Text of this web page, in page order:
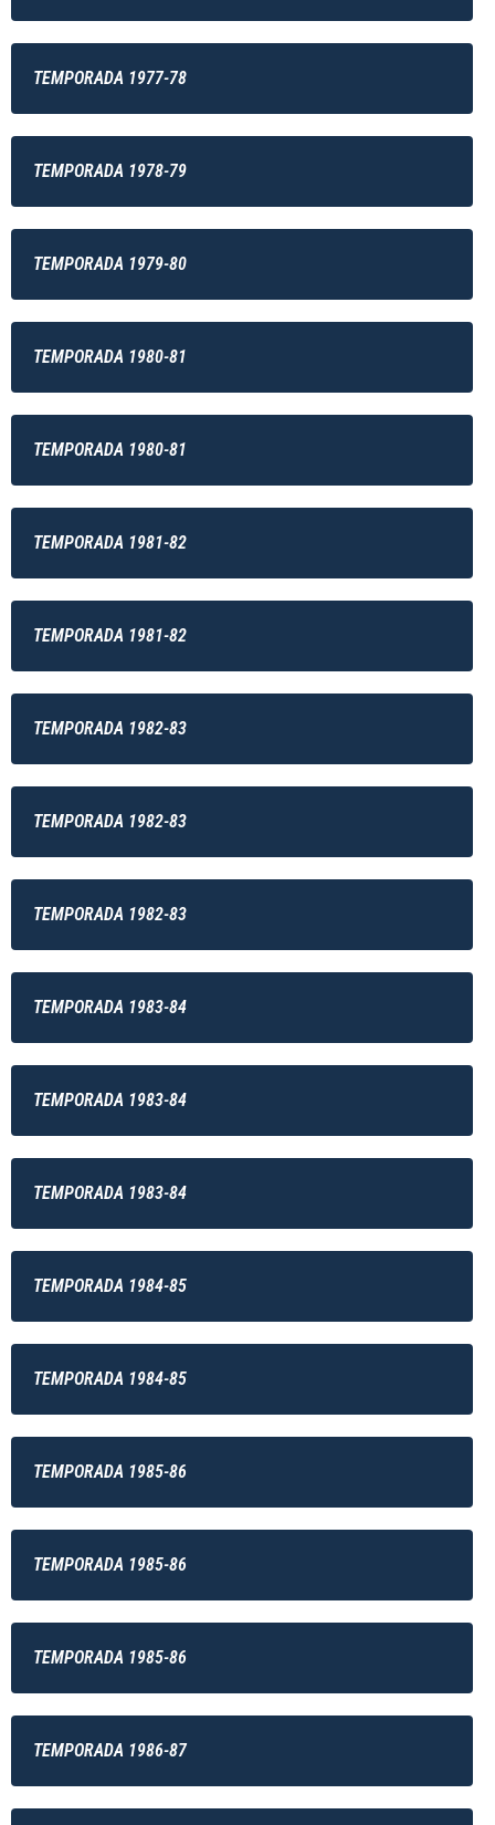
TEMPORADA 1977-78
TEMPORADA 1978-79
TEMPORADA 1979-80
TEMPORADA 1980-81
TEMPORADA 1980-81
TEMPORADA 1981-82
TEMPORADA 1981-82
TEMPORADA 1982-83
TEMPORADA 1982-83
TEMPORADA 1982-83
TEMPORADA 1983-84
TEMPORADA 1983-84
TEMPORADA 1983-84
TEMPORADA 1984-85
TEMPORADA 1984-85
TEMPORADA 1985-86
TEMPORADA 1985-86
TEMPORADA 1985-86
TEMPORADA 1986-87